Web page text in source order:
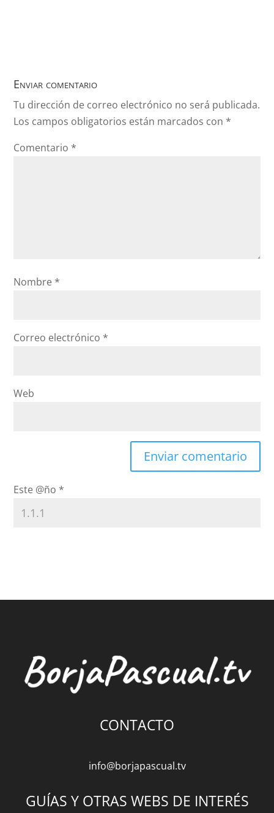
Enviar comentario
Tu dirección de correo electrónico no será publicada.
Los campos obligatorios están marcados con *
Comentario *
Nombre *
Correo electrónico *
Web
Este @ño *
CONTACTO
info@borjapascual.tv
GUÍAS Y OTRAS WEBS DE INTERÉS